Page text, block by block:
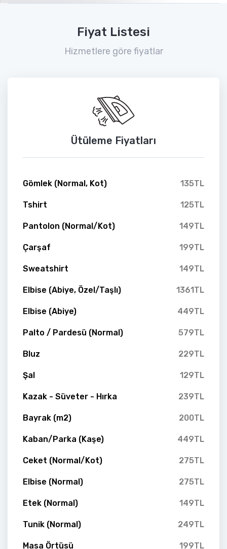
Fiyat Listesi
Hizmetlere göre fiyatlar
Ütüleme Fiyatları
Gömlek (Normal, Kot) 135TL
Tshirt 125TL
Pantolon (Normal/Kot) 149TL
Çarşaf 199TL
Sweatshirt 149TL
Elbise (Abiye, Özel/Taşlı) 1361TL
Elbise (Abiye) 449TL
Palto / Pardesü (Normal) 579TL
Bluz 229TL
Şal 129TL
Kazak - Süveter - Hırka 239TL
Bayrak (m2) 200TL
Kaban/Parka (Kaşe) 449TL
Ceket (Normal/Kot) 275TL
Elbise (Normal) 275TL
Etek (Normal) 149TL
Tunik (Normal) 249TL
Masa Örtüsü 199TL